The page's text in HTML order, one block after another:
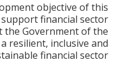
development objective
is to support financial
assist the Government
a resilient,
sustainable financial